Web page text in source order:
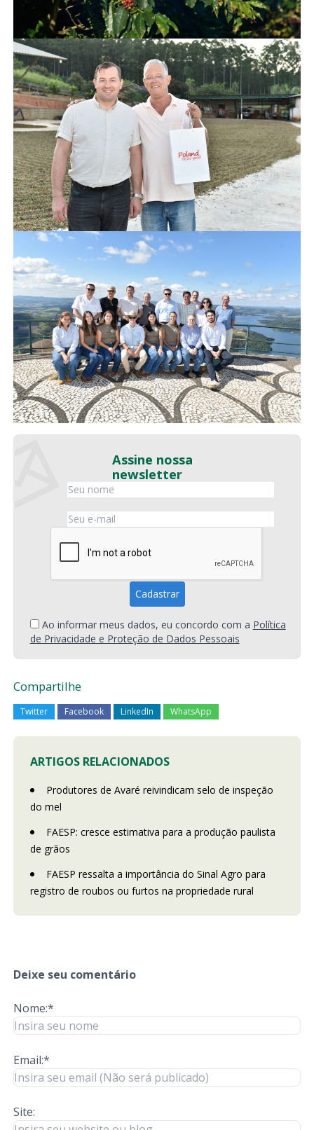
Assine nossa
newsletter
Ao informar meus dados, eu concordo com a Política
de Privacidade e Proteção de Dados Pessoais
Compartilhe
Twitter Facebook LinkedIn WhatsApp
ARTIGOS RELACIONADOS
Produtores de Avaré reivindicam selo de inspeção
do mel
FAESP: cresce estimativa para a produção paulista
de grãos
FAESP ressalta a importância do Sinal Agro para
registro de roubos ou furtos na propriedade rural
Deixe seu comentário
Nome:*
Email:*
Site: